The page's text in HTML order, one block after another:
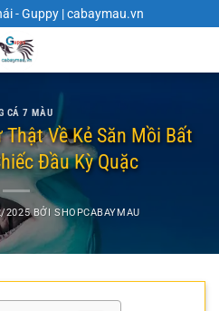
- Guppy | cabaymau.vn
CÁ 7 MÀU
Về Kẻ Săn Mồi Bất
Đầu Kỳ Quặc
2025 BỞI SHOPCABAYMAU